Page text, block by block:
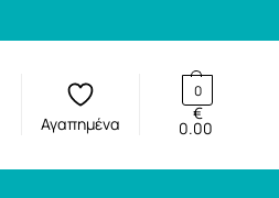
Αγαπημένα 0.00
€
0